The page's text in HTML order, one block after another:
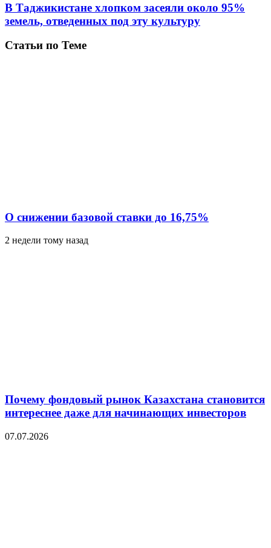
В Таджикистане хлопком засеяли около 95%
земель, отведенных под эту культуру
Статьи по Теме
О снижении базовой ставки до 16,75%
2 недели тому назад
Почему фондовый рынок Казахстана становится
интереснее даже для начинающих инвесторов
07.07.2026